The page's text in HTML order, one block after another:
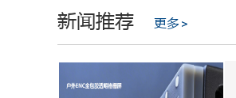
新闻推荐 更多>